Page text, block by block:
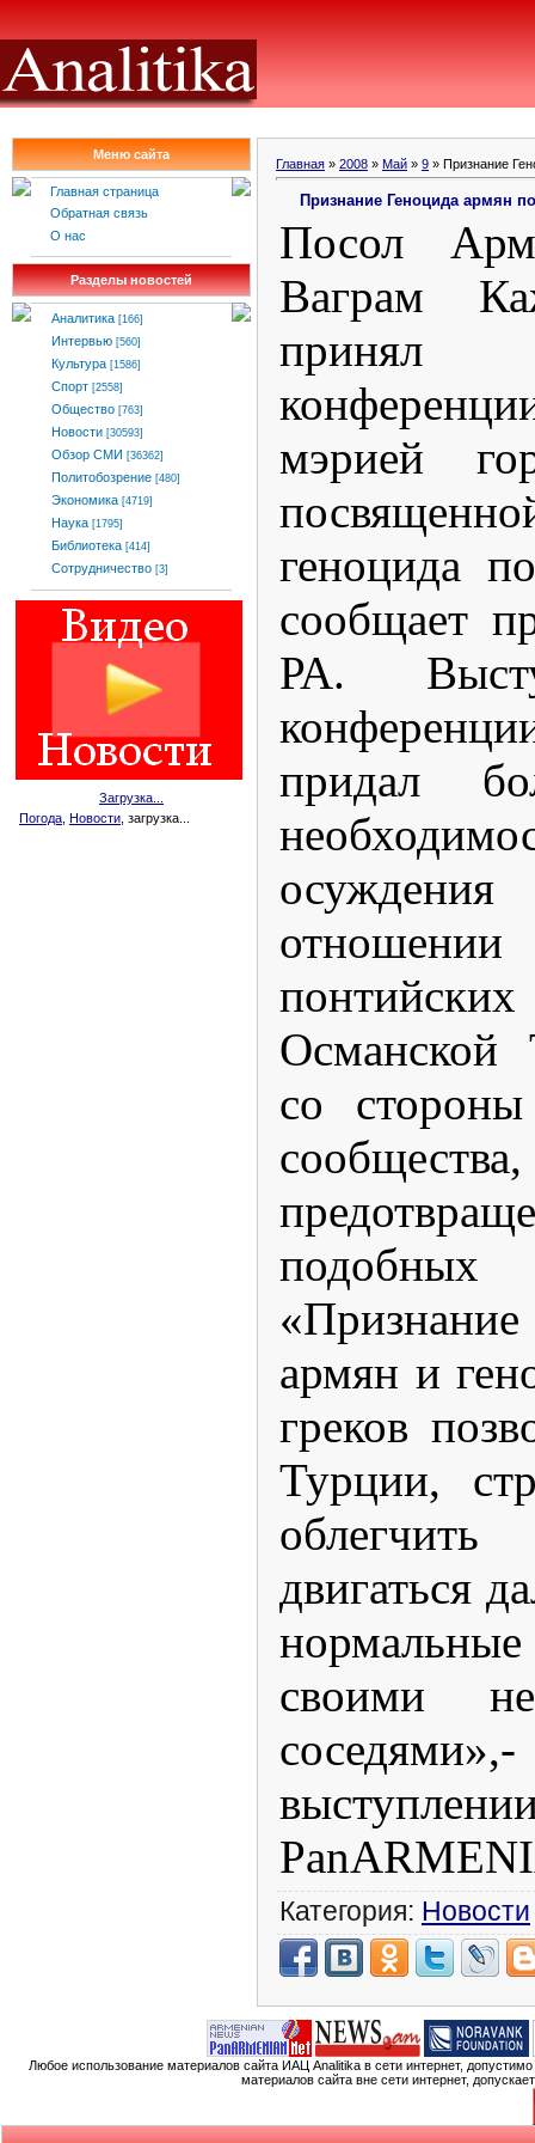
Меню сайта
Главная страница
Обратная связь
О нас
Разделы новостей
Аналитика [166]
Интервью [560]
Культура [1586]
Спорт [2558]
Общество [763]
Новости [30593]
Обзор СМИ [36362]
Политобозрение [480]
Экономика [4719]
Наука [1795]
Библиотека [414]
Сотрудничество [3]
Загрузка...
Погода Новости , загрузка...
Главная » 2008 » Май » 9 » Признание
Признание Геноцида армян
Посол
Ваграм
мэрией
геноцида
сообщает
РА.
придал
осуждения
Османской
со
подобных
армян и
греков
Турции,
двигаться
своими
Категория: Новости
Любое использование материалов сайта ИАЦ Analitika в сети интернет,
материалов сайта вне сети интернет,